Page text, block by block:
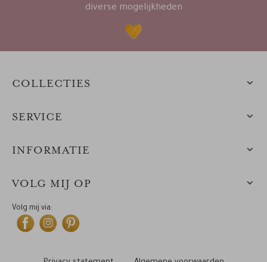
diverse mogelijkheden
COLLECTIES
SERVICE
INFORMATIE
VOLG MIJ OP
Volg mij via: